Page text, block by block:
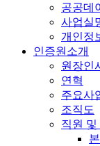
공공데
사업실
개인정
인증원소개
원장인
연혁
주요사
조직도
직원 및